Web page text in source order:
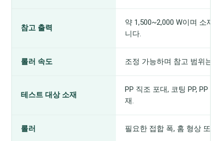
참고 출력
약 1,500~2,000 W이며 소재
니다.
롤러 속도 조정 가능하며 참고 범위는
테스트 대상 소재
PP 직조 포대, 코팅 PP, PP
재.
롤러 필요한 접합 폭, 홈 형상 또는